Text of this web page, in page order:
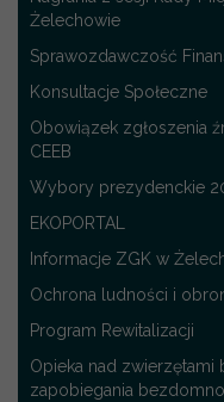
Żelechowie
Sprawozdawczość
Konsultacje Społeczne
Obowiązek zgłoszenia
CEEB
Wybory prezydenckie
EKOPORTAL
Informacje ZGK w
Ochrona ludności i
Program Rewitalizacji
Opieka nad
zapobiegania